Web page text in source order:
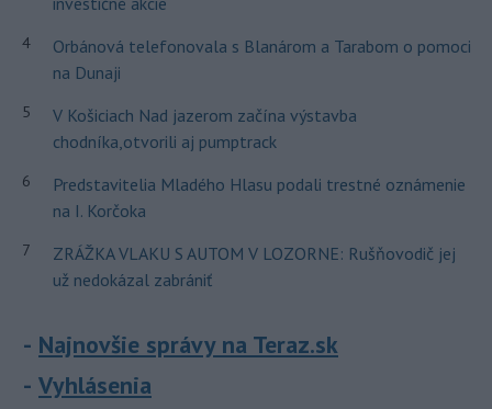
4
Orbánová telefonovala s Blanárom a Tarabom o pomoci
na Dunaji
5
V Košiciach Nad jazerom začína výstavba
chodníka,otvorili aj pumptrack
6
Predstavitelia Mladého Hlasu podali trestné oznámenie
na I. Korčoka
7
ZRÁŽKA VLAKU S AUTOM V LOZORNE: Rušňovodič jej
už nedokázal zabrániť
Najnovšie správy na Teraz.sk
Vyhlásenia